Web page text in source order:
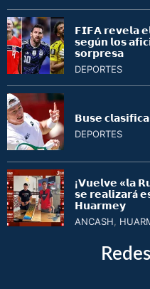
𝗙𝗜𝗙𝗔 𝗿𝗲𝘃𝗲𝗹𝗮
𝘀𝗲𝗴ú𝗻 𝗹𝗼𝘀
𝘀𝗼𝗿𝗽𝗿𝗲𝘀𝗮
DEPORTES
𝗕𝘂𝘀𝗲
DEPORTES
¡𝗩𝘂𝗲𝗹𝘃𝗲 «𝗹𝗮
𝘀𝗲 𝗿𝗲𝗮𝗹𝗶𝘇𝗮𝗿á
𝗛𝘂𝗮𝗿𝗺𝗲𝘆
ANCASH